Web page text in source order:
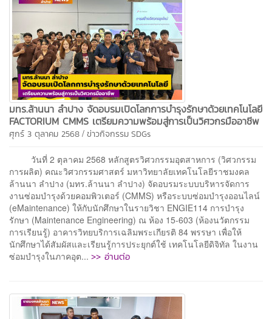
มทร.ล้านนา ลำปาง จัดอบรมเปิดโลกการบำรุงรักษาด้วยเทคโนโลยี
FACTORIUM CMMS เตรียมความพร้อมสู่การเป็นวิศวกรมืออาชีพ
ศุกร์ 3 ตุลาคม 2568 / ข่าวกิจกรรมSDGs
วันที่ 2 ตุลาคม 2568 หลักสูตรวิศวกรรมอุตสาหการ (วิศวกรรม
การผลิต) คณะวิศวกรรมศาสตร์ มหาวิทยาลัยเทคโนโลยีราชมงคล
ล้านนา ลำปาง (มทร.ล้านนา ลำปาง) จัดอบรมระบบบริหารจัดการ
งานซ่อมบำรุงด้วยคอมพิวเตอร์ (CMMS) หรือระบบซ่อมบำรุงออนไลน์
(eMaintenance) ให้กับนักศึกษาในรายวิชา ENGIE114 การบำรุง
รักษา (Maintenance Engineering) ณ ห้อง 15-603 (ห้องนวัตกรรม
การเรียนรู้) อาคารวิทยบริการเฉลิมพระเกียรติ 84 พรรษา เพื่อให้
นักศึกษาได้สัมผัสและเรียนรู้การประยุกต์ใช้ เทคโนโลยีดิจิทัล ในงาน
ซ่อมบำรุงในภาคอุต... >> อ่านต่อ